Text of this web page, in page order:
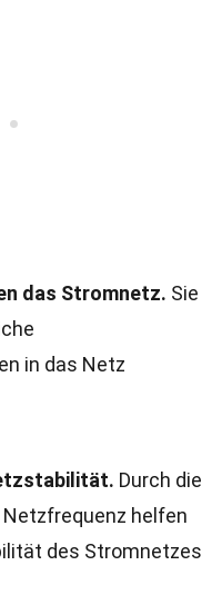
das Stromnetz. Sie
in das Netz
Durch die
helfen
des Stromnetzes